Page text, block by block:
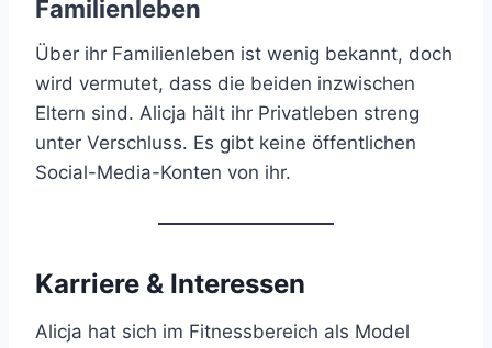
Familienleben
Über ihr Familienleben ist wenig bekannt, doch
wird vermutet, dass die beiden inzwischen
Eltern sind. Alicja hält ihr Privatleben streng
unter Verschluss. Es gibt keine öffentlichen
Social-Media-Konten von ihr.
Karriere & Interessen
Alicja hat sich im Fitnessbereich als Model